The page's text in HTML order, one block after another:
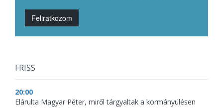
Feliratkozom
FRISS
20:00
Elárulta Magyar Péter, miről tárgyaltak a kormányülésen